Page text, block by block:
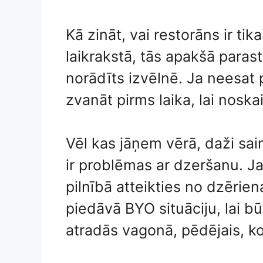
Kā zināt, vai restorāns ir
laikrakstā, tās apakšā
norādīts izvēlnē. Ja neesat
zvanāt pirms laika, lai
Vēl kas jāņem vērā, daži
ir problēmas ar dzeršanu.
pilnībā atteikties no
piedāvā BYO situāciju, lai
atradās vagonā, pēdējais,